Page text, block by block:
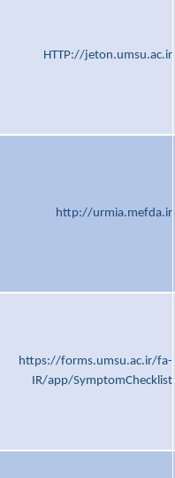
HTTP://jeton.umsu.ac.ir
http://urmia.mefda.ir
https://forms.umsu.ac.ir/fa-
IR/app/SymptomChecklist